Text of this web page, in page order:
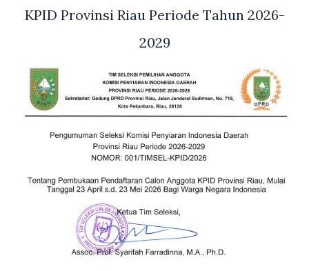
KPID Provinsi Riau Periode Tahun 2026-
2029